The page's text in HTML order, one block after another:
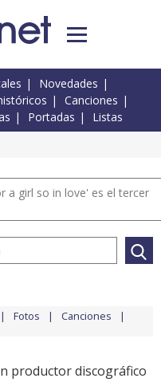
Novedades
Canciones
Portadas Listas
a girl so in love' es el tercer
Fotos Canciones
productor discográfico